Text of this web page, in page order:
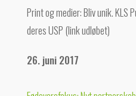
Print og medier: Bliv unik. KLS
deres USP (link udløbet)
26. juni 2017